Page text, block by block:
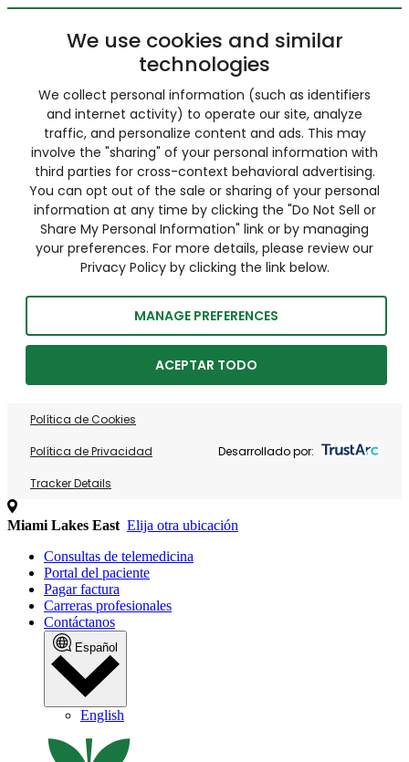
We use cookies and similar
technologies
We collect personal information (such as identifiers
and internet activity) to operate our site, analyze
traffic, and personalize content and ads. This may
involve the "sharing" of your personal information with
third parties for cross-context behavioral advertising.
You can opt out of the sale or sharing of your personal
information at any time by clicking the "Do Not Sell or
Share My Personal Information" link or by managing
your preferences. For more details, please review our
Privacy Policy by clicking the link below.
MANAGE PREFERENCES
ACEPTAR TODO
Política de Cookies
Política de Privacidad
Tracker Details
Desarrollado por:
Miami Lakes East Elija otra ubicación
Consultas de telemedicina
Portal del paciente
Pagar factura
Carreras profesionales
Contáctanos
Español
English